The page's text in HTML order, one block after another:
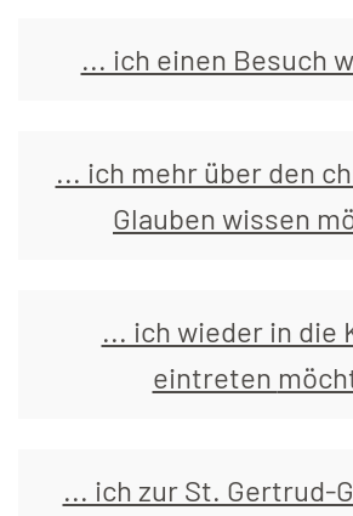
... ich einen Besuch
... ich mehr über den
Glauben wissen
... ich wieder in die
eintreten
... ich zur St. Gertrud-